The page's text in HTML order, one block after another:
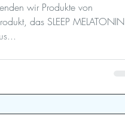
wir Produkte von
das SLEEP MELATONIN